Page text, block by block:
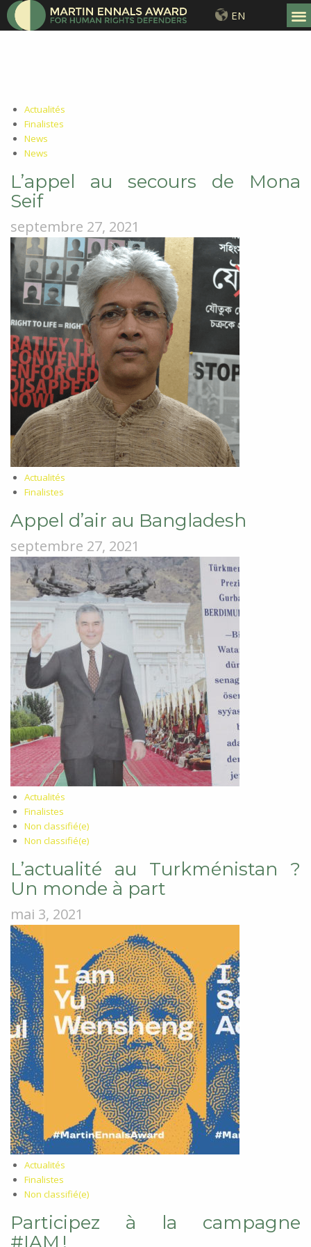
EN
Actualités
Finalistes
News
News
L’appel au secours de Mona
Seif
septembre 27, 2021
Actualités
Finalistes
Appel d’air au Bangladesh
septembre 27, 2021
Actualités
Finalistes
Non classifié(e)
Non classifié(e)
L’actualité au Turkménistan ?
Un monde à part
mai 3, 2021
Actualités
Finalistes
Non classifié(e)
Participez à la campagne
#IAM !